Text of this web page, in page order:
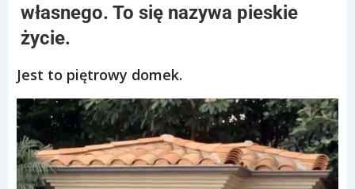
własnego. To się nazywa pieskie
życie.
Jest to piętrowy domek.